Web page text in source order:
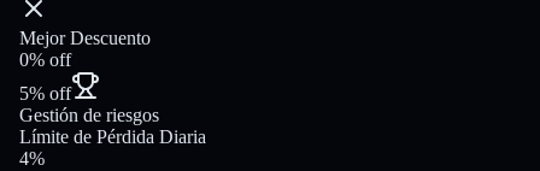
Mejor Descuento
0% off
5% off
Gestión de riesgos
Límite de Pérdida Diaria
4%